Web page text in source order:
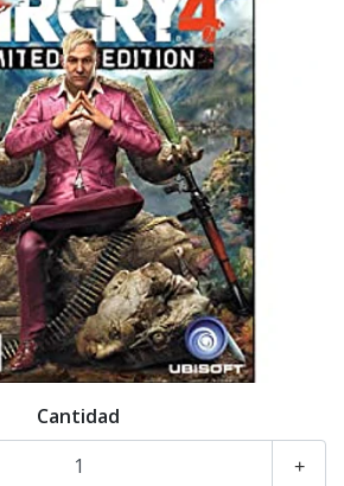
Cantidad
+